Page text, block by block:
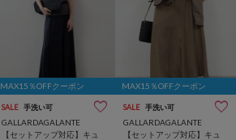
MAX15％OFFクーポン
SALE 手洗い可
GALLARDAGALANTE
【セットアップ対応】キュ
MAX15％OFFクーポン
SALE 手洗い可
GALLARDAGALANTE
【セットアップ対応】キュ